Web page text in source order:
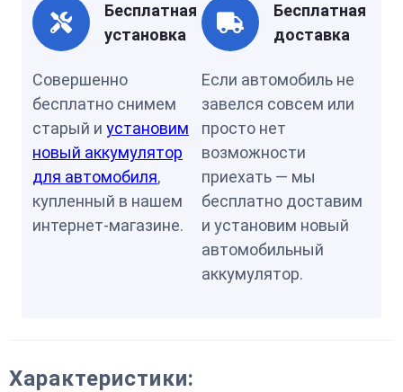
Бесплатная
установка
Совершенно
бесплатно снимем
старый и установим
новый аккумулятор
для автомобиля,
купленный в нашем
интернет-магазине.
Бесплатная
доставка
Если автомобиль не
завелся совсем или
просто нет
возможности
приехать — мы
бесплатно доставим
и установим новый
автомобильный
аккумулятор.
Характеристики: